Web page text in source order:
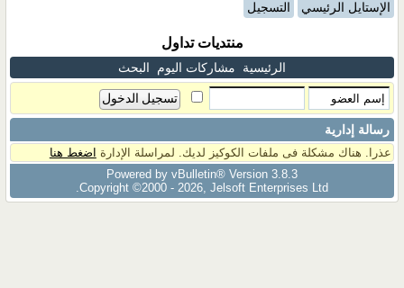
الإستايل الرئيسي التسجيل
منتديات تداول
الرئيسية مشاركات اليوم البحث
رسالة إدارية
عذرا. هناك مشكلة فى ملفات الكوكيز لديك. لمراسلة الإدارة اضغط هنا
Powered by vBulletin® Version 3.8.3
Copyright ©2000 - 2026, Jelsoft Enterprises Ltd.